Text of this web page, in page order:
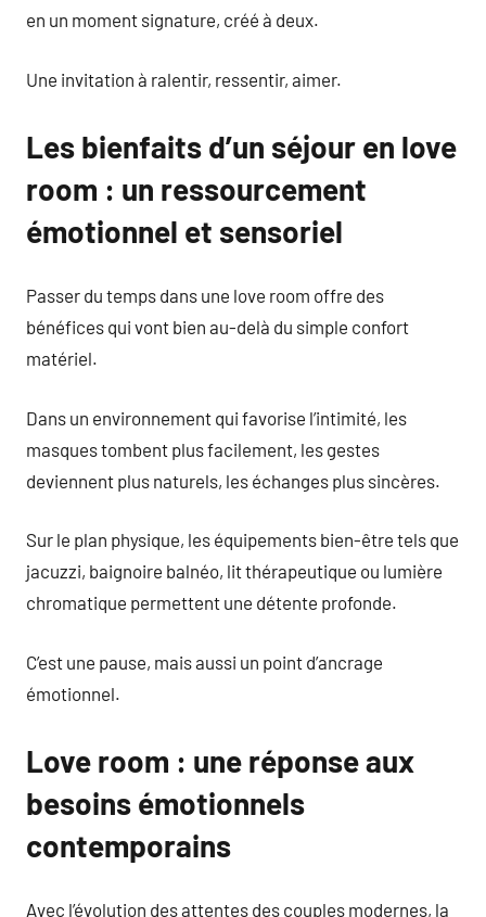
en un moment signature, créé à deux.
Une invitation à ralentir, ressentir, aimer.
Les bienfaits d’un séjour en love
room : un ressourcement
émotionnel et sensoriel
Passer du temps dans une love room offre des
bénéfices qui vont bien au-delà du simple confort
matériel.
Dans un environnement qui favorise l’intimité, les
masques tombent plus facilement, les gestes
deviennent plus naturels, les échanges plus sincères.
Sur le plan physique, les équipements bien-être tels que
jacuzzi, baignoire balnéo, lit thérapeutique ou lumière
chromatique permettent une détente profonde.
C’est une pause, mais aussi un point d’ancrage
émotionnel.
Love room : une réponse aux
besoins émotionnels
contemporains
Avec l’évolution des attentes des couples modernes, la